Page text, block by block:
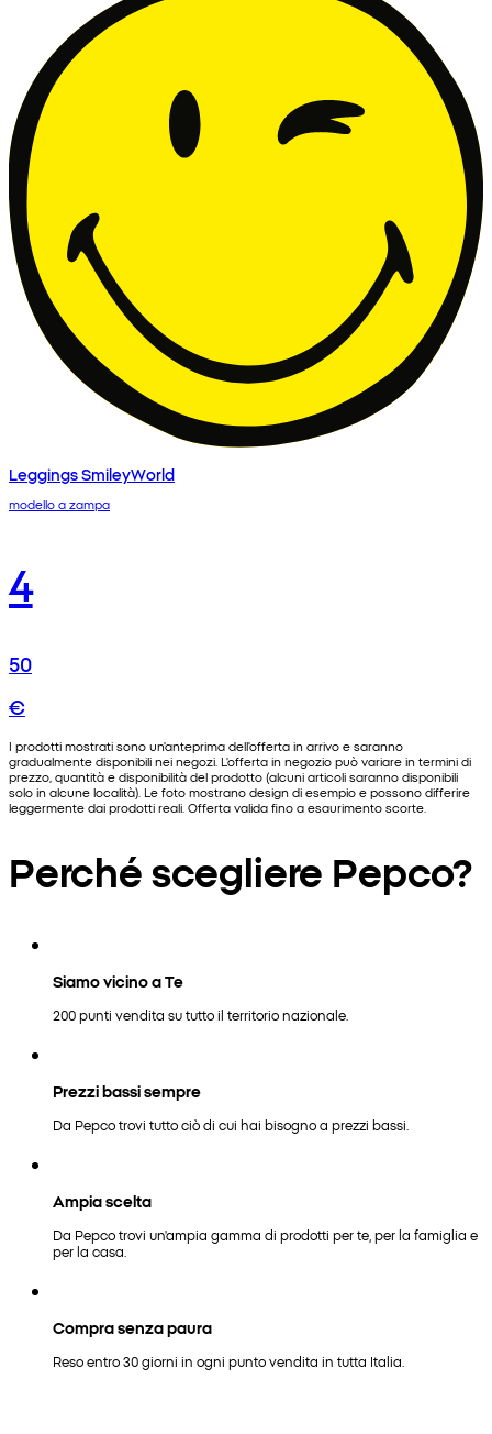
Leggings SmileyWorld
modello a zampa
4
50
€
I prodotti mostrati sono un'anteprima dell'offerta in arrivo e saranno
gradualmente disponibili nei negozi. L'offerta in negozio può variare in termini di
prezzo, quantità e disponibilità del prodotto (alcuni articoli saranno disponibili
solo in alcune località). Le foto mostrano design di esempio e possono differire
leggermente dai prodotti reali. Offerta valida fino a esaurimento scorte.
Perché scegliere Pepco?
Siamo vicino a Te
200 punti vendita su tutto il territorio nazionale.
Prezzi bassi sempre
Da Pepco trovi tutto ciò di cui hai bisogno a prezzi bassi.
Ampia scelta
Da Pepco trovi un'ampia gamma di prodotti per te, per la famiglia e
per la casa.
Compra senza paura
Reso entro 30 giorni in ogni punto vendita in tutta Italia.